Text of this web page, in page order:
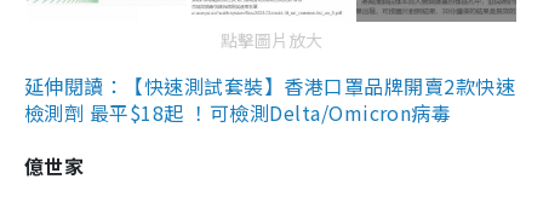
點擊圖片放大
延伸閱讀：【快速測試套裝】香港口罩品牌開賣2款快速
檢測劑 最平$18起 ！可檢測Delta/Omicron病毒
億世家